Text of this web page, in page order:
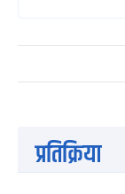
प्रतिक्रिया